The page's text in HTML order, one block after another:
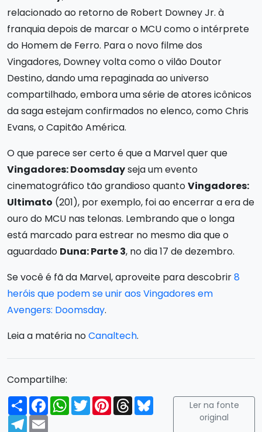
relacionado ao retorno de Robert Downey Jr. à
franquia depois de marcar o MCU como o intérprete
do Homem de Ferro. Para o novo filme dos
Vingadores, Downey volta como o vilão Doutor
Destino, dando uma repaginada ao universo
compartilhado, embora uma série de atores icônicos
da saga estejam confirmados no elenco, como Chris
Evans, o Capitão América.
O que parece ser certo é que a Marvel quer que
Vingadores: Doomsdayseja um evento
cinematográfico tão grandioso quantoVingadores:
Ultimato (201), por exemplo, foi ao encerrar a era de
ouro do MCU nas telonas. Lembrando que o longa
está marcado para estrear no mesmo dia que o
aguardado Duna: Parte 3, no dia 17 de dezembro.
Se você é fã da Marvel, aproveite para descobrir8
heróis que podem se unir aos Vingadores em
Avengers: Doomsday.
Leia a matéria noCanaltech.
Compartilhe:
Compartilhar
FacebookWhatsApp
TwitterPinterest
ThreadsBluesky
Telegram
Email
Ler na fonte
original